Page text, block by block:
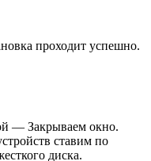
проходит успешно.
— Закрываем окно.
ставим по
диска.